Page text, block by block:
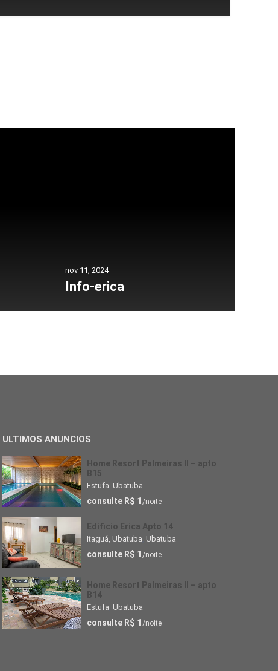
nov 11, 2024
Info-erica
ULTIMOS ANUNCIOS
Home Resort Palmeiras II – apto
B15
Estufa Ubatuba
consulte R$ 1 /noite
Edificio Erica Apto 14
Itaguá, Ubatuba Ubatuba
consulte R$ 1 /noite
Home Resort Palmeiras II – apto
B14
Estufa Ubatuba
consulte R$ 1 /noite